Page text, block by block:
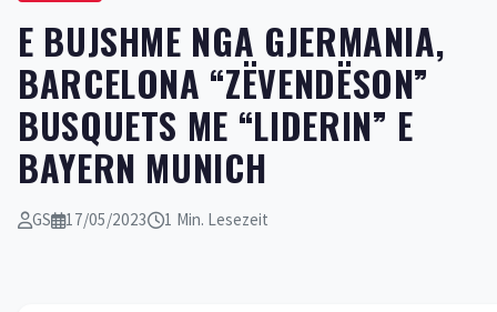
E BUJSHME NGA GJERMANIA,
BARCELONA “ZËVENDËSON”
BUSQUETS ME “LIDERIN” E
BAYERN MUNICH
GS 17/05/2023 1 Min. Lesezeit